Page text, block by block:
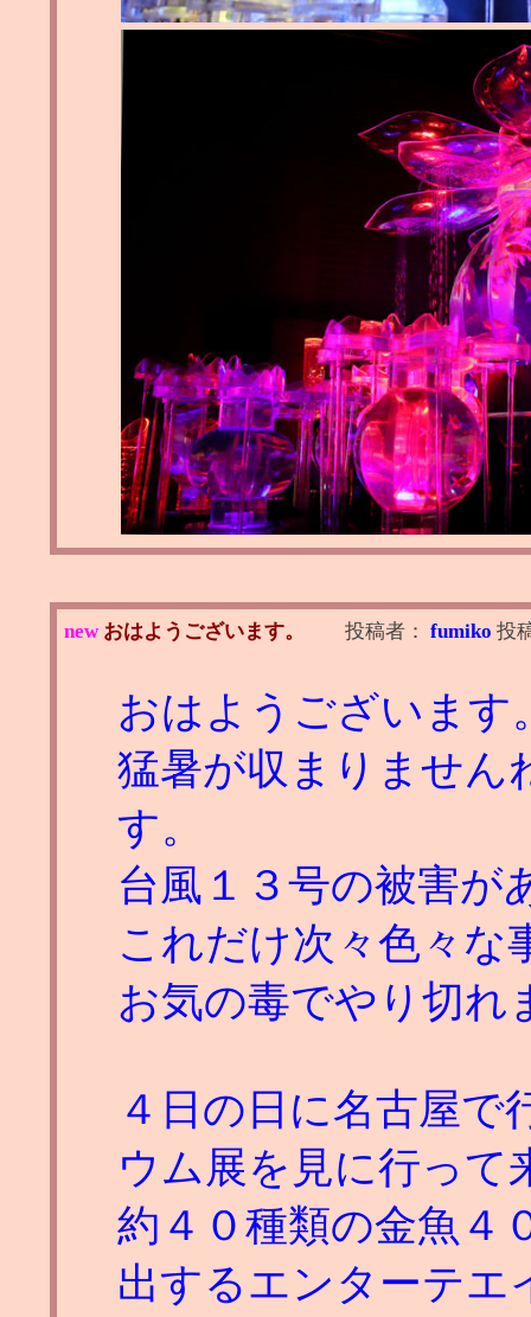
new おはようございます。 投稿者： fumiko 投
おはようございます
猛暑が収まりません
す。
台風１３号の被害が
これだけ次々色々な
お気の毒でやり切れ
４日の日に名古屋
ウム展を見に行って
約４０種類の金魚４
出するエンターテエ